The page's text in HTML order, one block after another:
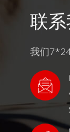
联
我们